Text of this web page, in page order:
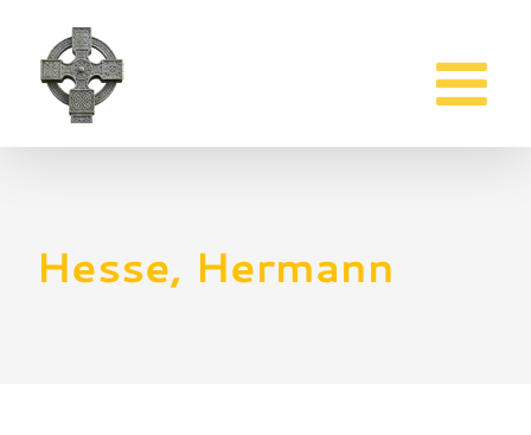
Inhalt
springen
Hesse, Hermann